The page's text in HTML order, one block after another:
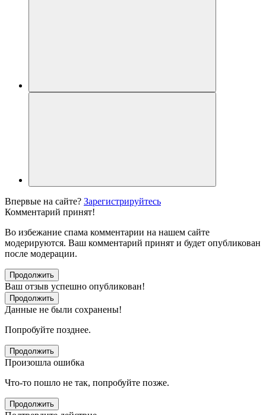
Впервые на сайте? Зарегистрируйтесь
Комментарий принят!
Во избежание спама комментарии на нашем сайте
модерируются. Ваш комментарий принят и будет опубликован
после модерации.
Продолжить
Ваш отзыв успешно опубликован!
Продолжить
Данные не были сохранены!
Попробуйте позднее.
Продолжить
Произошла ошибка
Что-то пошло не так, попробуйте позже.
Продолжить